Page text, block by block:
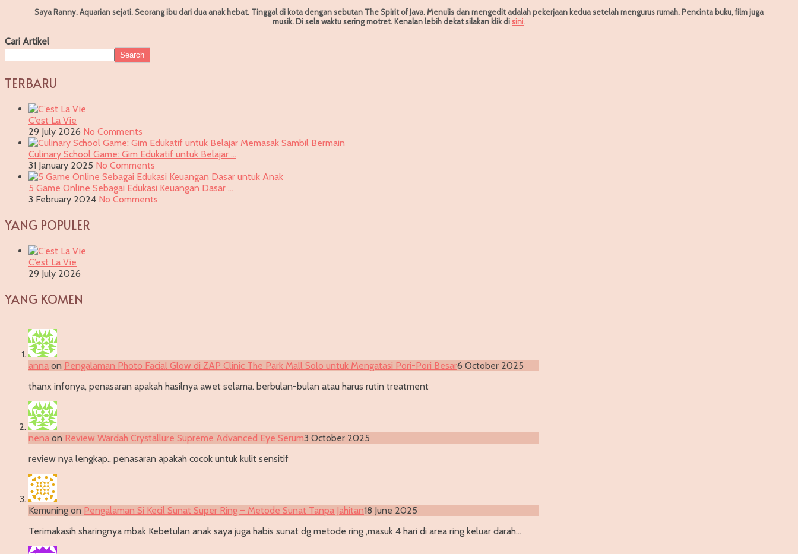
Saya Ranny. Aquarian sejati. Seorang ibu dari dua anak hebat. Tinggal di kota dengan sebutan The Spirit of Java. Menulis dan mengedit adalah pekerjaan kedua setelah mengurus rumah. Pencinta buku, film juga
musik. Di sela waktu sering motret. Kenalan lebih dekat silakan klik disini.
Cari Artikel
Search
TERBARU
C’est La Vie
29 July 2026 No Comments
Culinary School Game: Gim Edukatif untuk Belajar …
31 January 2025 No Comments
5 Game Online Sebagai Edukasi Keuangan Dasar …
3 February 2024 No Comments
YANG POPULER
C’est La Vie
29 July 2026
YANG KOMEN
anna on Pengalaman Photo Facial Glow di ZAP Clinic The Park Mall Solo untuk Mengatasi Pori-Pori Besar6 October 2025
thanx infonya, penasaran apakah hasilnya awet selama. berbulan-bulan atau harus rutin treatment
nena on Review Wardah Crystallure Supreme Advanced Eye Serum3 October 2025
review nya lengkap.. penasaran apakah cocok untuk kulit sensitif
Kemuning on Pengalaman Si Kecil Sunat Super Ring – Metode Sunat Tanpa Jahitan18 June 2025
Terimakasih sharingnya mbak Kebetulan anak saya juga habis sunat dg metode ring ,masuk 4 hari di area ring keluar darah…